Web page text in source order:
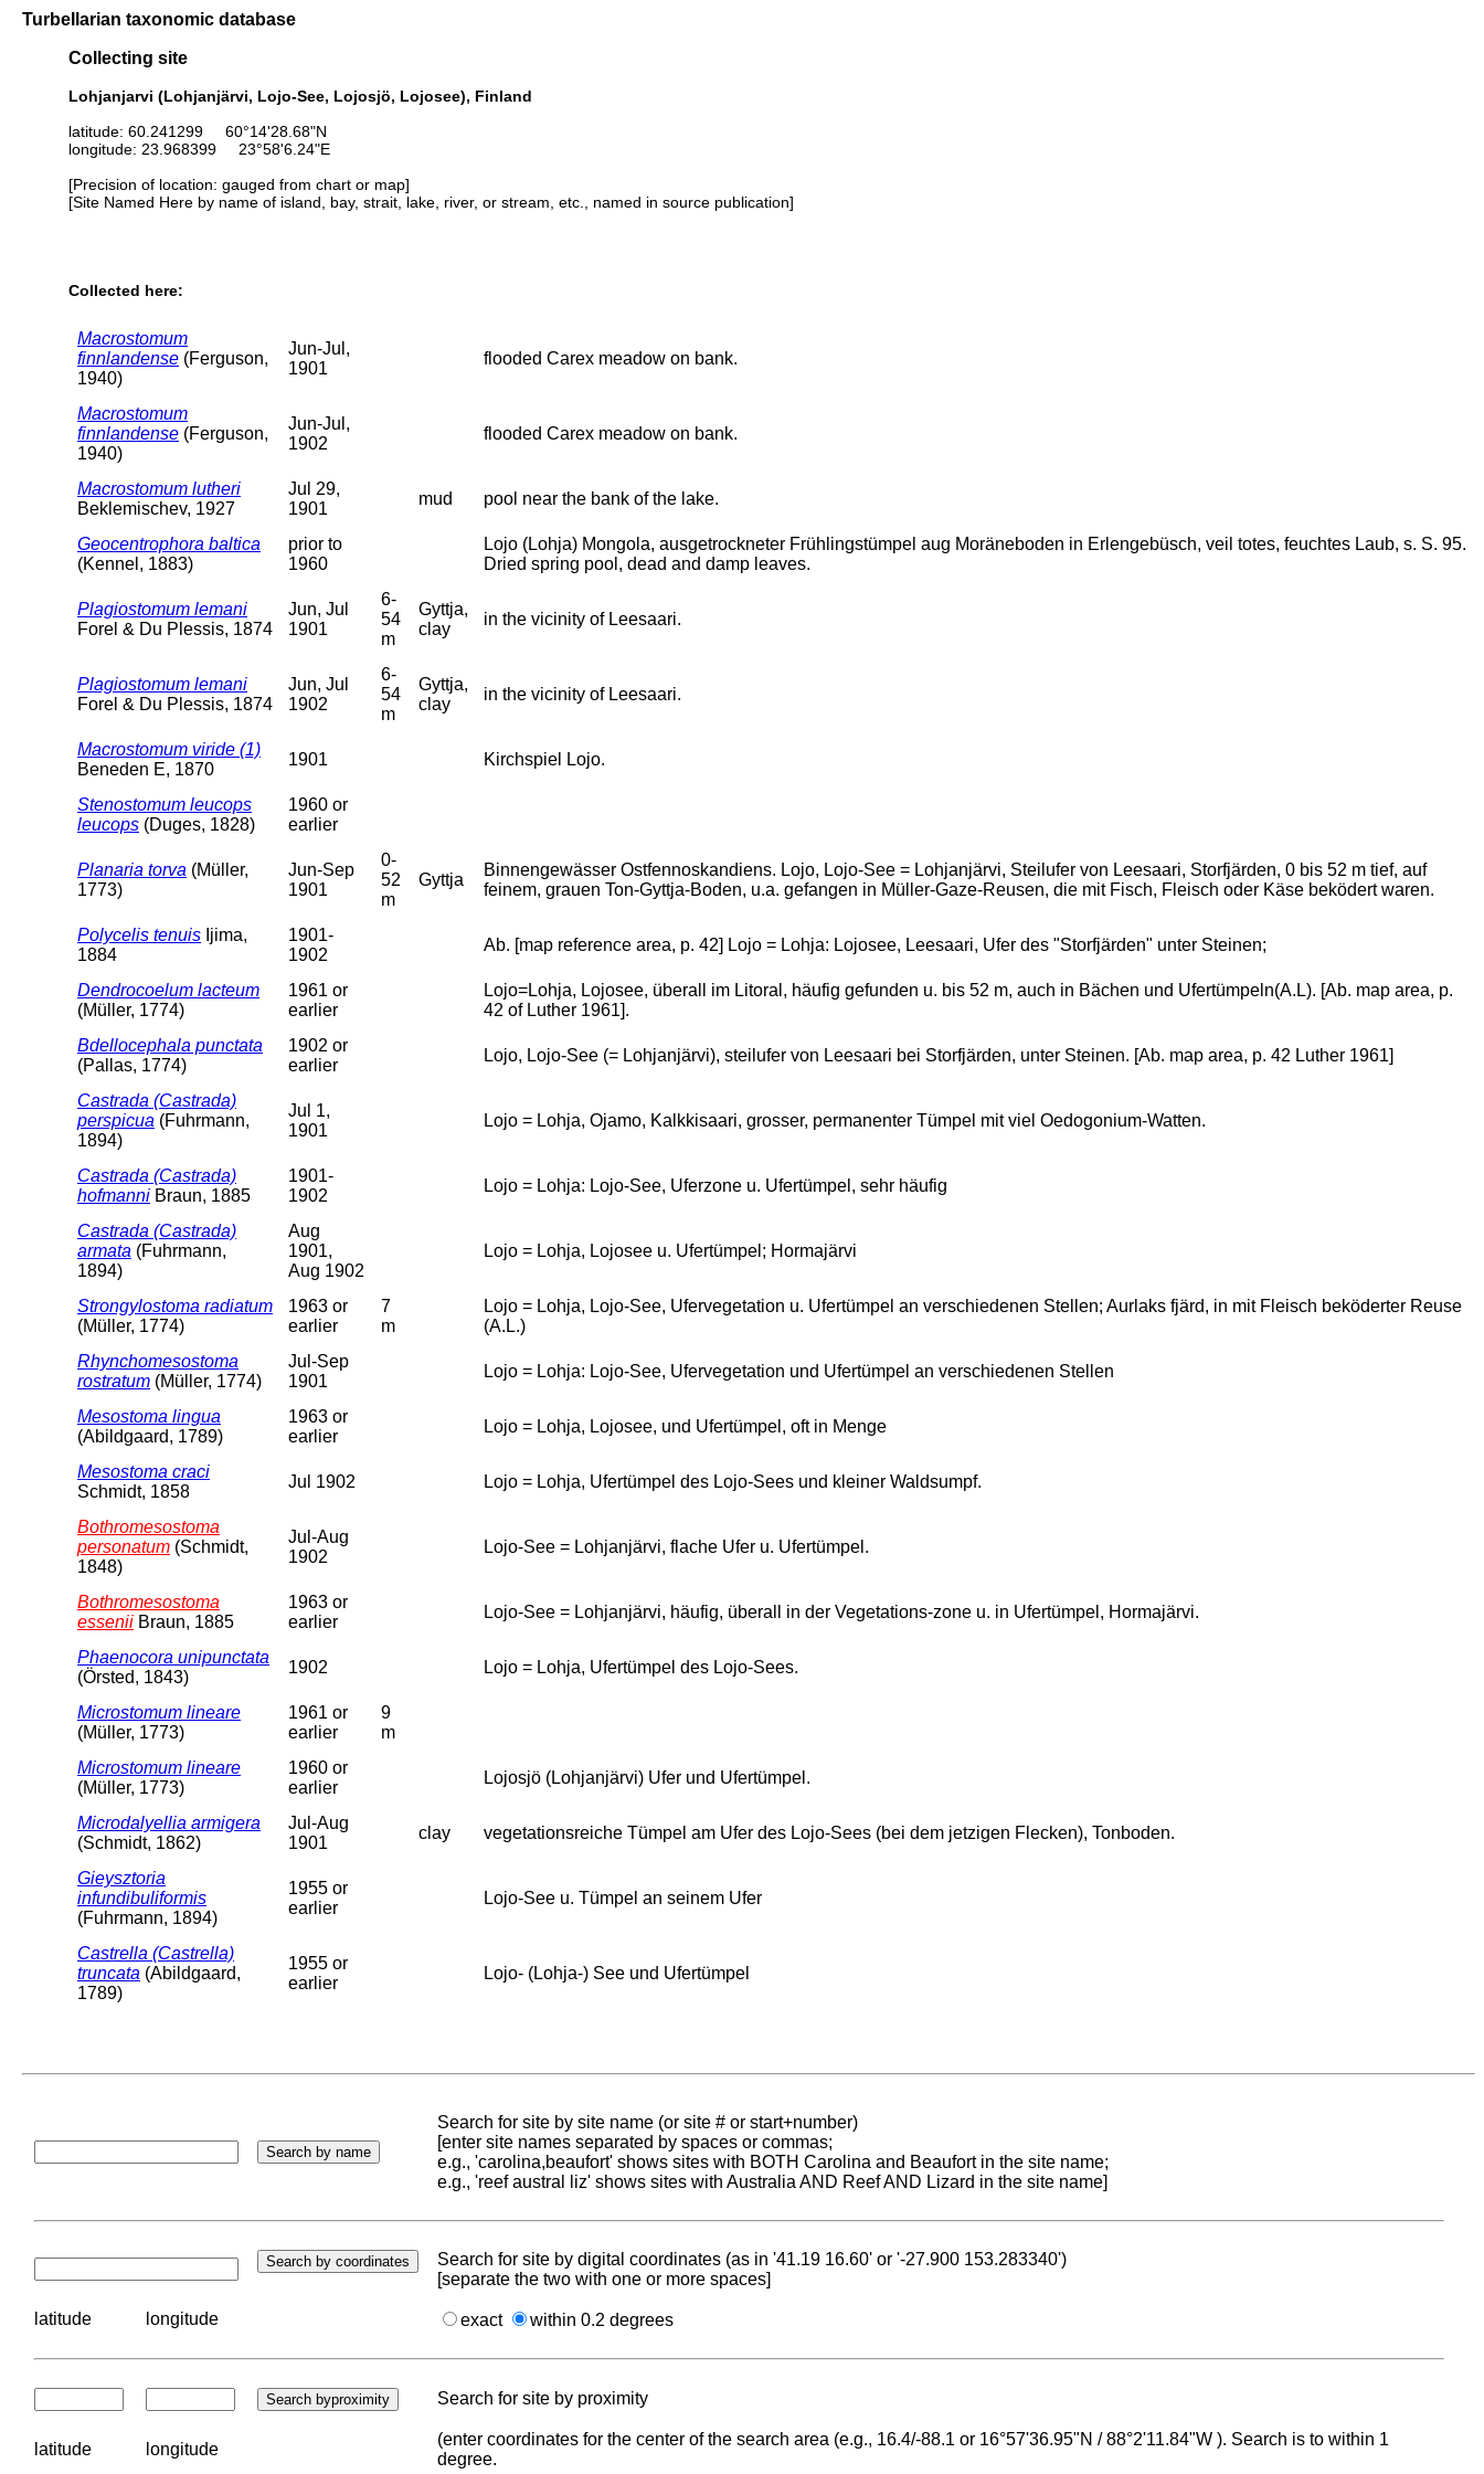
Turbellarian taxonomic database
Collecting site
Lohjanjarvi (Lohjanjärvi, Lojo-See, Lojosjö, Lojosee), Finland
latitude: 60.241299 60°14'28.68"N
longitude: 23.968399 23°58'6.24"E
[Precision of location: gauged from chart or map]
[Site Named Here by name of island, bay, strait, lake, river, or stream, etc., named in source publication]
Collected here:
Macrostomum
finnlandense (Ferguson,
1940)
Jun-Jul,
1901
flooded Carex meadow on bank.
Macrostomum
finnlandense (Ferguson,
1940)
Jun-Jul,
1902
flooded Carex meadow on bank.
Macrostomum lutheri
Beklemischev, 1927
Jul 29,
1901
mud pool near the bank of the lake.
Geocentrophora baltica
(Kennel, 1883)
prior to
1960
Lojo (Lohja) Mongola, ausgetrockneter Frühlingstümpel aug Moräneboden in Erlengebüsch, veil totes, feuchtes Laub, s. S. 95.
Dried spring pool, dead and damp leaves.
Plagiostomum lemani
Forel & Du Plessis, 1874
Jun, Jul
1901
6-
54
m
Gyttja,
clay
in the vicinity of Leesaari.
Plagiostomum lemani
Forel & Du Plessis, 1874
Jun, Jul
1902
6-
54
m
Gyttja,
clay
in the vicinity of Leesaari.
Macrostomum viride (1)
Beneden E, 1870
1901 Kirchspiel Lojo.
Stenostomum leucops
leucops (Duges, 1828)
1960 or
earlier
Planaria torva (Müller,
1773)
Jun-Sep
1901
0-
52
m
Gyttja
Binnengewässer Ostfennoskandiens. Lojo, Lojo-See = Lohjanjärvi, Steilufer von Leesaari, Storfjärden, 0 bis 52 m tief, auf
feinem, grauen Ton-Gyttja-Boden, u.a. gefangen in Müller-Gaze-Reusen, die mit Fisch, Fleisch oder Käse beködert waren.
Polycelis tenuis Ijima,
1884
1901-
1902
Ab. [map reference area, p. 42] Lojo = Lohja: Lojosee, Leesaari, Ufer des "Storfjärden" unter Steinen;
Dendrocoelum lacteum
(Müller, 1774)
1961 or
earlier
Lojo=Lohja, Lojosee, überall im Litoral, häufig gefunden u. bis 52 m, auch in Bächen und Ufertümpeln(A.L). [Ab. map area, p.
42 of Luther 1961].
Bdellocephala punctata
(Pallas, 1774)
1902 or
earlier
Lojo, Lojo-See (= Lohjanjärvi), steilufer von Leesaari bei Storfjärden, unter Steinen. [Ab. map area, p. 42 Luther 1961]
Castrada (Castrada)
perspicua (Fuhrmann,
1894)
Jul 1,
1901
Lojo = Lohja, Ojamo, Kalkkisaari, grosser, permanenter Tümpel mit viel Oedogonium-Watten.
Castrada (Castrada)
hofmanni Braun, 1885
1901-
1902
Lojo = Lohja: Lojo-See, Uferzone u. Ufertümpel, sehr häufig
Castrada (Castrada)
armata (Fuhrmann,
1894)
Aug
1901,
Aug 1902
Lojo = Lohja, Lojosee u. Ufertümpel; Hormajärvi
Strongylostoma radiatum
(Müller, 1774)
1963 or
earlier
7
m
Lojo = Lohja, Lojo-See, Ufervegetation u. Ufertümpel an verschiedenen Stellen; Aurlaks fjärd, in mit Fleisch beköderter Reuse
(A.L.)
Rhynchomesostoma
rostratum (Müller, 1774)
Jul-Sep
1901
Lojo = Lohja: Lojo-See, Ufervegetation und Ufertümpel an verschiedenen Stellen
Mesostoma lingua
(Abildgaard, 1789)
1963 or
earlier
Lojo = Lohja, Lojosee, und Ufertümpel, oft in Menge
Mesostoma craci
Schmidt, 1858
Jul 1902 Lojo = Lohja, Ufertümpel des Lojo-Sees und kleiner Waldsumpf.
Bothromesostoma
personatum (Schmidt,
1848)
Jul-Aug
1902
Lojo-See = Lohjanjärvi, flache Ufer u. Ufertümpel.
Bothromesostoma
essenii Braun, 1885
1963 or
earlier
Lojo-See = Lohjanjärvi, häufig, überall in der Vegetations-zone u. in Ufertümpel, Hormajärvi.
Phaenocora unipunctata
(Örsted, 1843)
1902 Lojo = Lohja, Ufertümpel des Lojo-Sees.
Microstomum lineare
(Müller, 1773)
1961 or
earlier
9
m
Microstomum lineare
(Müller, 1773)
1960 or
earlier
Lojosjö (Lohjanjärvi) Ufer und Ufertümpel.
Microdalyellia armigera
(Schmidt, 1862)
Jul-Aug
1901
clay vegetationsreiche Tümpel am Ufer des Lojo-Sees (bei dem jetzigen Flecken), Tonboden.
Gieysztoria
infundibuliformis
(Fuhrmann, 1894)
1955 or
earlier
Lojo-See u. Tümpel an seinem Ufer
Castrella (Castrella)
truncata (Abildgaard,
1789)
1955 or
earlier
Lojo- (Lohja-) See und Ufertümpel
Search for site by site name (or site # or start+number)
[enter site names separated by spaces or commas;
e.g., 'carolina,beaufort' shows sites with BOTH Carolina and Beaufort in the site name;
e.g., 'reef austral liz' shows sites with Australia AND Reef AND Lizard in the site name]
Search for site by digital coordinates (as in '41.19 16.60' or '-27.900 153.283340')
[separate the two with one or more spaces]
latitude longitude exact within 0.2 degrees
Search for site by proximity
latitude longitude
(enter coordinates for the center of the search area (e.g., 16.4/-88.1 or 16°57'36.95"N / 88°2'11.84"W ). Search is to within 1
degree.